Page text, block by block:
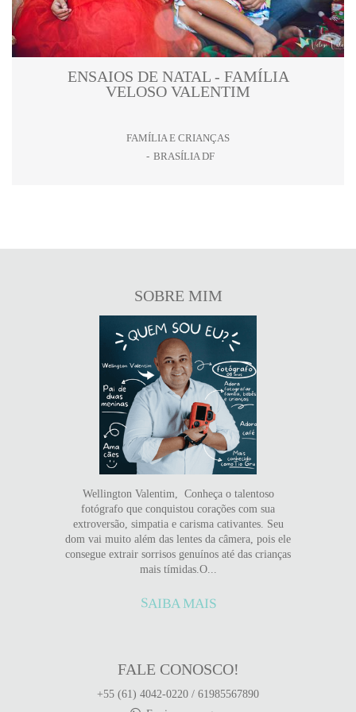
ENSAIOS DE NATAL - FAMÍLIA
VELOSO VALENTIM
FAMÍLIA E CRIANÇAS
BRASÍLIA DF
SOBRE MIM
Wellington Valentim, Conheça o talentoso
fotógrafo que conquistou corações com sua
extroversão, simpatia e carisma cativantes. Seu
dom vai muito além das lentes da câmera, pois ele
consegue extrair sorrisos genuínos até das crianças
mais tímidas.O...
SAIBA MAIS
FALE CONOSCO!
+55 (61) 4042-0220 / 61985567890